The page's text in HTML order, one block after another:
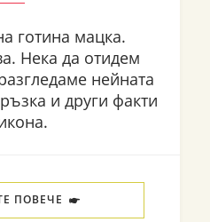
готина мацка.
Нека да отидем
нейната
и други факти
ПОВЕЧЕ